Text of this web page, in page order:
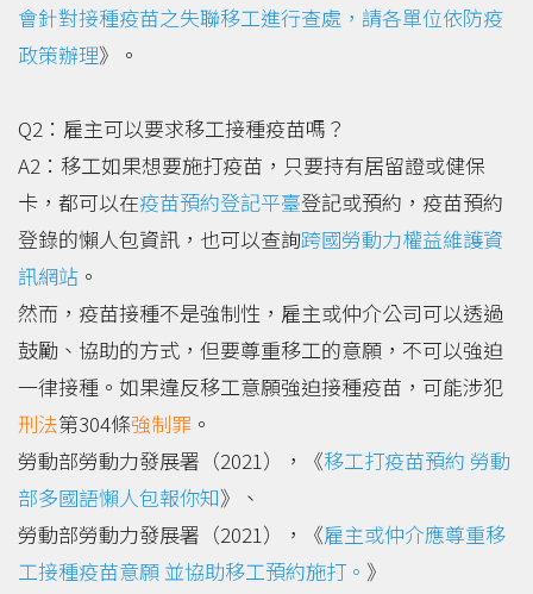
會針對接種疫苗之失聯移工進行查處，請各單位依防疫
政策辦理》。
Q2：雇主可以要求移工接種疫苗嗎？
A2：移工如果想要施打疫苗，只要持有居留證或健保
卡，都可以在疫苗預約登記平臺登記或預約，疫苗預約
登錄的懶人包資訊，也可以查詢跨國勞動力權益維護資
訊網站 。
然而，疫苗接種不是強制性，雇主或仲介公司可以透過
鼓勵、協助的方式，但要尊重移工的意願，不可以強迫
一律接種。如果違反移工意願強迫接種疫苗，可能涉犯
刑法第304條強制罪 。
勞動部勞動力發展署（2021），《移工打疫苗預約 勞動
部多國語懶人包報你知》、
勞動部勞動力發展署（2021），《雇主或仲介應尊重移
工接種疫苗意願 並協助移工預約施打。 》